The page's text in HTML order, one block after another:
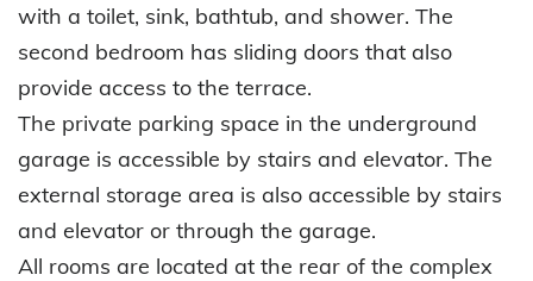
with a toilet, sink, bathtub, and shower. The
second bedroom has sliding doors that also
provide access to the terrace.
The private parking space in the underground
garage is accessible by stairs and elevator. The
external storage area is also accessible by stairs
and elevator or through the garage.
All rooms are located at the rear of the complex